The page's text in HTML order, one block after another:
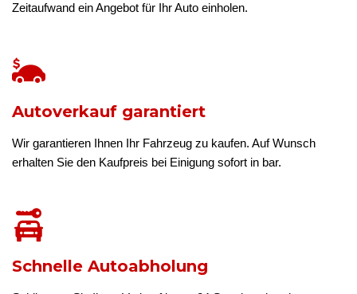
Zeitaufwand ein Angebot für Ihr Auto einholen.
Autoverkauf garantiert
Wir garantieren Ihnen Ihr Fahrzeug zu kaufen. Auf Wunsch
erhalten Sie den Kaufpreis bei Einigung sofort in bar.
Schnelle Autoabholung